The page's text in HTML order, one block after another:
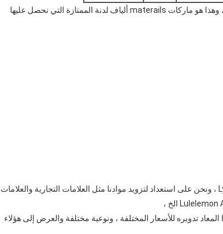
نحن نصنع أثنين مختلفين من النسيج باستخدام LYCRA SPORT elastane ، وهذا هو ماركات materails ألياف لدنة الممتازة التي نحصل عليها
نحن نحب أن نتعلم ونطور أقمشة الأقمشة الراقية وأقمشة اليوجا من Lycra ، ونحن على استعداد لتزويد موادنا مثل العلامات التجارية والعلامات
المعاد تدويره للأسعار المختلفة ، ونوعية مختلفة والعرض إلى هؤلاء